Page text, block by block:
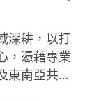
深耕，以打
，憑藉專業
東南亞共享